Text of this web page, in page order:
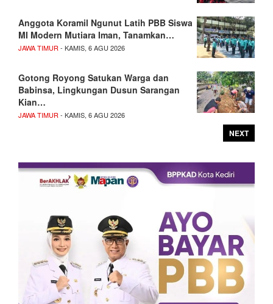
Anggota Koramil Ngunut Latih PBB Siswa
MI Modern Mutiara Iman, Tanamkan…
JAWA TIMUR- KAMIS, 6 AGU 2026
Gotong Royong Satukan Warga dan
Babinsa, Lingkungan Dusun Sarangan
Kian…
JAWA TIMUR- KAMIS, 6 AGU 2026
NEXT